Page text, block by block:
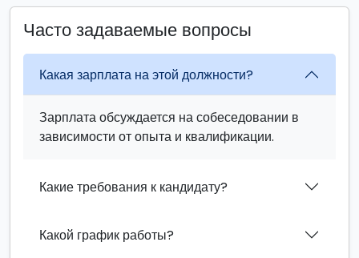
Часто задаваемые вопросы
Какая зарплата на этой должности?
Зарплата обсуждается на собеседовании в
зависимости от опыта и квалификации.
Какие требования к кандидату?
Какой график работы?